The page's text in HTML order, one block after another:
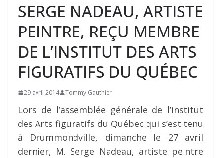
SERGE NADEAU, ARTISTE
PEINTRE, REÇU MEMBRE
DE L’INSTITUT DES ARTS
FIGURATIFS DU QUÉBEC
29 avril 2014 Tommy Gauthier
Lors de l’assemblée générale de l’institut
des Arts figuratifs du Québec qui s’est tenu
à Drummondville, dimanche le 27 avril
dernier, M. Serge Nadeau, artiste peintre